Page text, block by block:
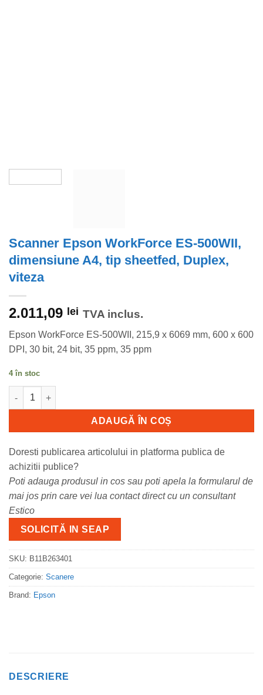
Scanner Epson WorkForce ES-500WII,
dimensiune A4, tip sheetfed, Duplex,
viteza
2.011,09 lei TVA inclus.
Epson WorkForce ES-500WII, 215,9 x 6069 mm, 600 x 600
DPI, 30 bit, 24 bit, 35 ppm, 35 ppm
4 în stoc
Cantitate Scanner Epson WorkForce ES-500WII, dimensiune
ADAUGĂ ÎN COȘ
Doresti publicarea articolului in platforma publica de
achizitii publice?
Poti adauga produsul in cos sau poti apela la formularul de
mai jos prin care vei lua contact direct cu un consultant
Estico
SOLICITĂ IN SEAP
SKU: B11B263401
Categorie: Scanere
Brand: Epson
DESCRIERE